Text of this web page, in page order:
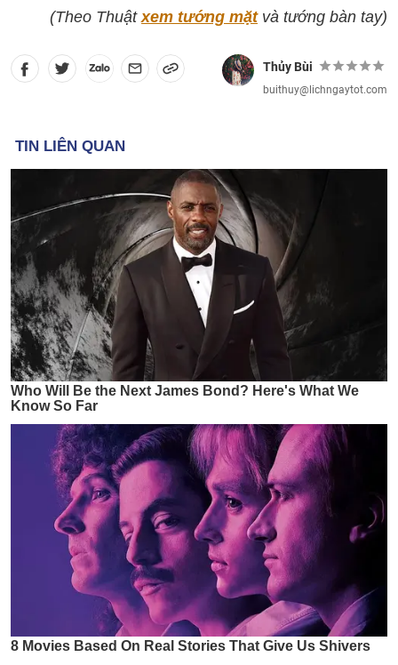
(Theo Thuậtxem tướng mặtvà tướng bàn tay)
Thủy Bùi
buithuy@lichngaytot.com